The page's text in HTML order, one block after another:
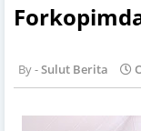
Sulut Berita